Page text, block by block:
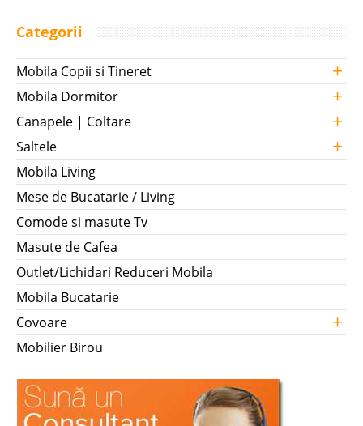
Categorii
Mobila Copii si Tineret +
Mobila Dormitor +
Canapele | Coltare +
Saltele +
Mobila Living
Mese de Bucatarie / Living
Comode si masute Tv
Masute de Cafea
Outlet/Lichidari Reduceri Mobila
Mobila Bucatarie
Covoare
+
Mobilier Birou